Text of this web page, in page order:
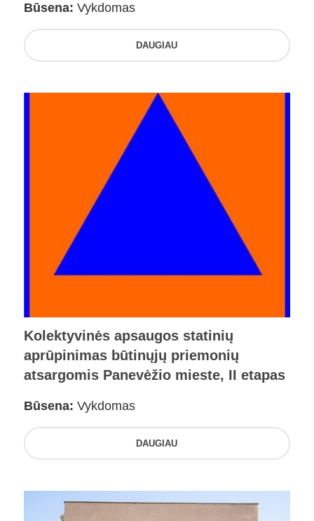
Būsena: Vykdomas
DAUGIAU
Kolektyvinės apsaugos statinių
aprūpinimas būtinųjų priemonių
atsargomis Panevėžio mieste, II etapas
Būsena: Vykdomas
DAUGIAU